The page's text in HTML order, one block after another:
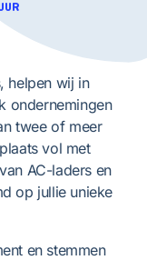
helpen wij in
ondernemingen
twee of meer
vol met
AC-laders en
op jullie unieke
en stemmen